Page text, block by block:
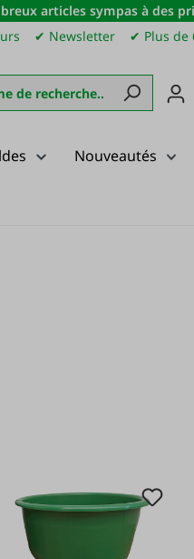
articles sympas à des
✔ Newsletter ✔ Plus de
Nouveautés